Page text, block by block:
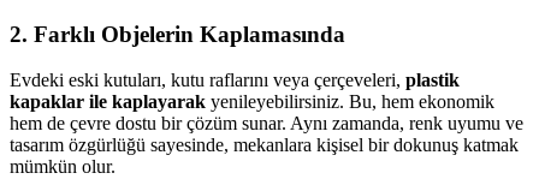
2. Farklı Objelerin Kaplamasında
Evdeki eski kutuları, kutu raflarını veya çerçeveleri, plastik
kapaklar ile kaplayarak yenileyebilirsiniz. Bu, hem ekonomik
hem de çevre dostu bir çözüm sunar. Aynı zamanda, renk uyumu ve
tasarım özgürlüğü sayesinde, mekanlara kişisel bir dokunuş katmak
mümkün olur.